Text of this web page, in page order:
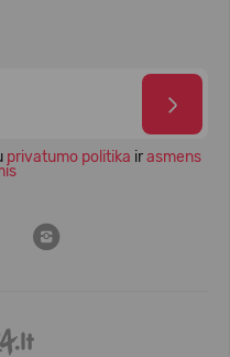
privatumo politika irasmens